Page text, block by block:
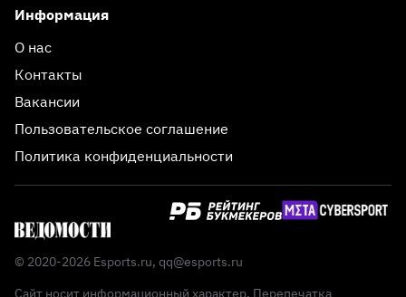
Информация
О нас
Контакты
Вакансии
Пользовательское соглашение
Политика конфиденциальности
© 2020-2026 Esports.ru, qq@esports.ru
Сайт носит информационный характер. Перепечатка